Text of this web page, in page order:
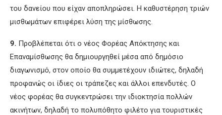
του δανείου που είχαν αποπληρώσει. Η καθυστέρηση τριών
μισθωμάτων επιφέρει λύση της μίσθωσης.
9. Προβλέπεται ότι ο νέος Φορέας Απόκτησης και
Επαναμίσθωσης θα δημιουργηθεί μέσα από δημόσιο
διαγωνισμό, στον οποίο θα συμμετέχουν ιδιώτες, δηλαδή
προφανώς οι ίδιες οι τράπεζες και άλλοι επενδυτές. Ο
νέος φορέας θα συγκεντρώσει την ιδιοκτησία πολλών
ακινήτων, δηλαδή το πολυπόθητο φιλέτο για τουριστικές